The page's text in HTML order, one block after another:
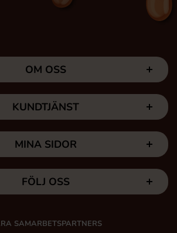
OM OSS
KUNDTJÄNST
MINA SIDOR
FÖLJ OSS
SAMARBETSPARTNERS